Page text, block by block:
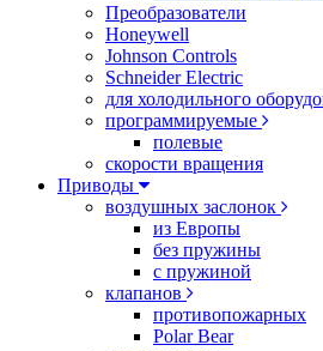
Преобразователи
Honeywell
Johnson Controls
Schneider Electric
для холодильного
программируемые
полевые
скорости вращения
Приводы
воздушных заслонок
из Европы
без пружины
с пружиной
клапанов
противопожарных
Polar Bear